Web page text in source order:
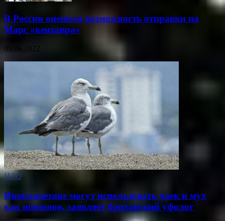
В России оценили возможность отправки на
Марс «кентавра»
09.06.2022
НЛО
Инопланетяне могут использовать чаек и мух
как шпионов, заявляет британский уфолог